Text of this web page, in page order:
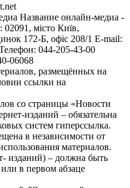
Название онлайн-медиа -
місто Київ,
172-Б, офіс 208/1 E-mail:
044-205-43-00
06068
размещённых на
ссылки на
со страницы «Новости
изданий – обязательна
систем гиперссылка.
в независимости от
материалов.
изданий) – должна быть
в первом абзаце